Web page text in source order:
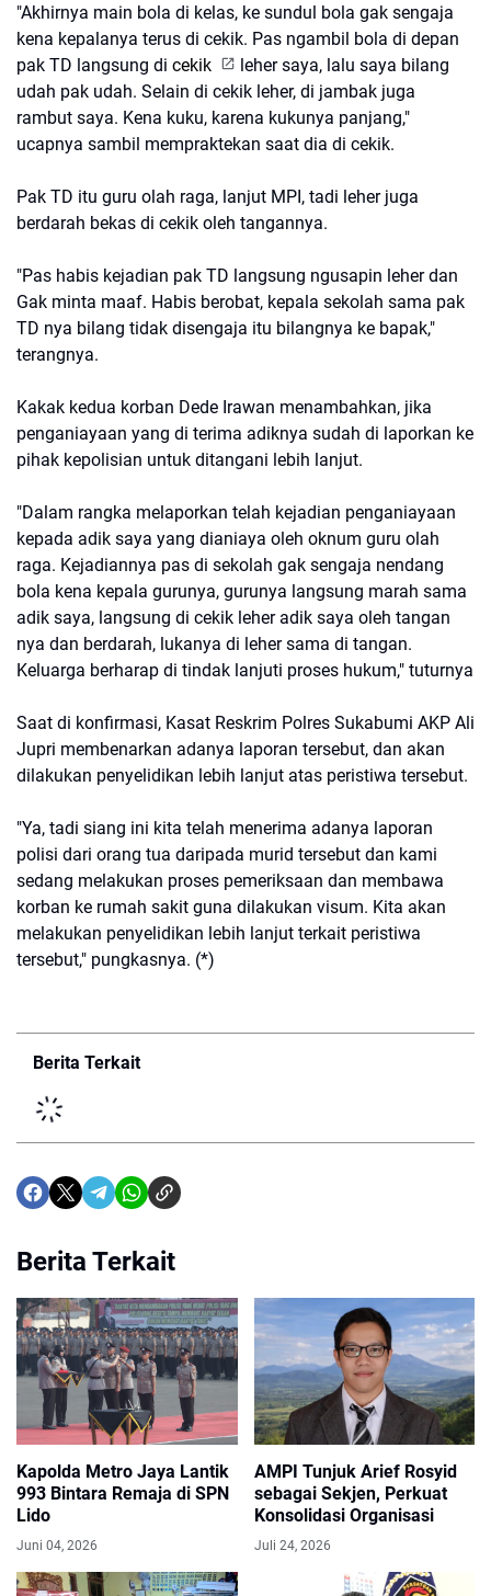
"Akhirnya main bola di kelas, ke sundul bola gak sengaja
kena kepalanya terus di cekik. Pas ngambil bola di depan
pak TD langsung di cekik
leher saya, lalu saya bilang
udah pak udah. Selain di cekik leher, di jambak juga
rambut saya. Kena kuku, karena kukunya panjang,"
ucapnya sambil mempraktekan saat dia di cekik.
Pak TD itu guru olah raga, lanjut MPI, tadi leher juga
berdarah bekas di cekik oleh tangannya.
"Pas habis kejadian pak TD langsung ngusapin leher dan
Gak minta maaf. Habis berobat, kepala sekolah sama pak
TD nya bilang tidak disengaja itu bilangnya ke bapak,"
terangnya.
Kakak kedua korban Dede Irawan menambahkan, jika
penganiayaan yang di terima adiknya sudah di laporkan ke
pihak kepolisian untuk ditangani lebih lanjut.
"Dalam rangka melaporkan telah kejadian penganiayaan
kepada adik saya yang dianiaya oleh oknum guru olah
raga. Kejadiannya pas di sekolah gak sengaja nendang
bola kena kepala gurunya, gurunya langsung marah sama
adik saya, langsung di cekik leher adik saya oleh tangan
nya dan berdarah, lukanya di leher sama di tangan.
Keluarga berharap di tindak lanjuti proses hukum," tuturnya
Saat di konfirmasi, Kasat Reskrim Polres Sukabumi AKP Ali
Jupri membenarkan adanya laporan tersebut, dan akan
dilakukan penyelidikan lebih lanjut atas peristiwa tersebut.
"Ya, tadi siang ini kita telah menerima adanya laporan
polisi dari orang tua daripada murid tersebut dan kami
sedang melakukan proses pemeriksaan dan membawa
korban ke rumah sakit guna dilakukan visum. Kita akan
melakukan penyelidikan lebih lanjut terkait peristiwa
tersebut," pungkasnya. (*)
Berita Terkait
Berita Terkait
Kapolda Metro Jaya Lantik
993 Bintara Remaja di SPN
Lido
Juni 04, 2026
AMPI Tunjuk Arief Rosyid
sebagai Sekjen, Perkuat
Konsolidasi Organisasi
Juli 24, 2026